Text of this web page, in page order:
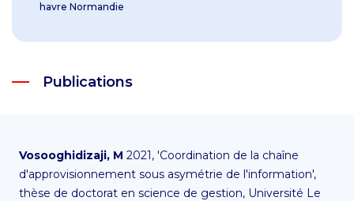
havre Normandie
Publications
Vosooghidizaji, M 2021, 'Coordination de la chaîne
d'approvisionnement sous asymétrie de l'information',
thèse de doctorat en science de gestion, Université Le